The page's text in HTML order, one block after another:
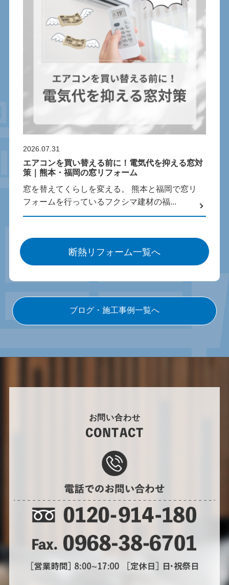
2026.07.31
エアコンを買い替える前に！電気代を抑える窓対
策｜熊本・福岡の窓リフォーム
窓を替えてくらしを変える。 熊本と福岡で窓リ
フォームを行っているフクシマ建材の福...
断熱リフォーム一覧へ
ブログ・施工事例一覧へ
お問い合わせ
CONTACT